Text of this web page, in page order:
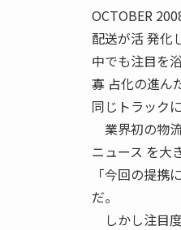
OCTOBER
配送が活 発化
中でも注目を
寡 占化の進ん
同じトラック
業界初の物
ニュース を大
「今回の提
だ。
しかし注目